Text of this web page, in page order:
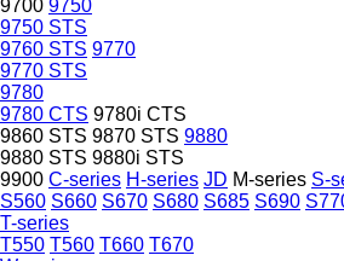
9700 9750
9750 STS
9760 STS 9770
9770 STS
9780
9780 CTS 9780i CTS
9860 STS 9870 STS 9880
9880 STS 9880i STS
9900 C-series H-series JD M-series S-
S560 S660 S670 S680 S685 S690
T-series
T550 T560 T660 T670